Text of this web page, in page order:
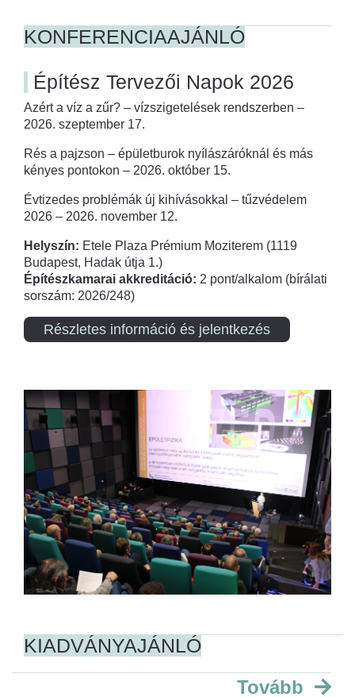
KONFERENCIAAJÁNLÓ
Építész Tervezői Napok 2026
Azért a víz a zűr? – vízszigetelések rendszerben –
2026. szeptember 17.
Rés a pajzson – épületburok nyílászáróknál és más
kényes pontokon – 2026. október 15.
Évtizedes problémák új kihívásokkal – tűzvédelem
2026 – 2026. november 12.
Helyszín: Etele Plaza Prémium Moziterem (1119
Budapest, Hadak útja 1.)
Építészkamarai akkreditáció: 2 pont/alkalom (bírálati
sorszám: 2026/248)
Részletes információ és jelentkezés
KIADVÁNYAJÁNLÓ
Tovább